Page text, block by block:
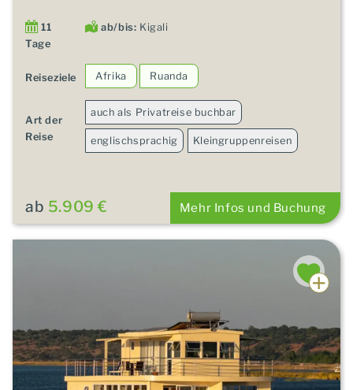
11
Tage
ab/bis: Kigali
Reiseziele Afrika Ruanda
Art der
Reise
auch als Privatreise buchbar
englischsprachig Kleingruppenreisen
ab 5.909 € Mehr Infos und Buchung